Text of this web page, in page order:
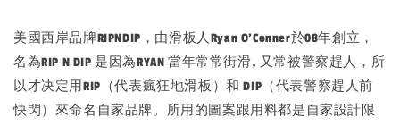
美國西岸品牌RIPNDIP，由滑板人Ryan O’Conner於08年創立，
名為RIP N DIP 是因為RYAN 當年常常街滑, 又常被警察趕人，所
以才决定用RIP（代表瘋狂地滑板）和 DIP（代表警察趕人前
快閃）來命名自家品牌。所用的圖案跟用料都是自家設計限